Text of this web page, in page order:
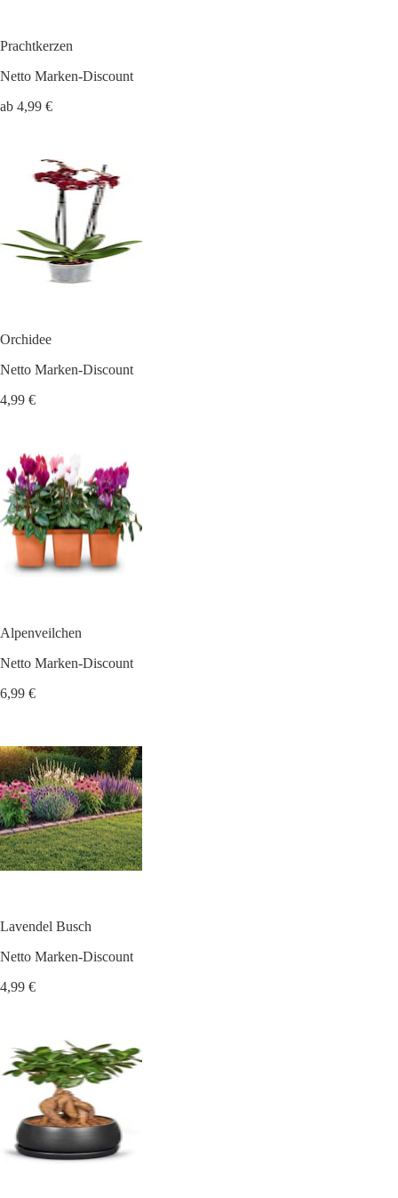
Prachtkerzen
Netto Marken-Discount
ab 4,99 €
Orchidee
Netto Marken-Discount
4,99 €
Alpenveilchen
Netto Marken-Discount
6,99 €
Lavendel Busch
Netto Marken-Discount
4,99 €